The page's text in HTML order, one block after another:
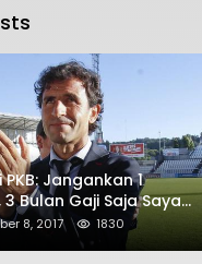
PKB: Jangankan 1
3 Bulan Gaji Saja Saya
Rohingya
8, 2017 1830